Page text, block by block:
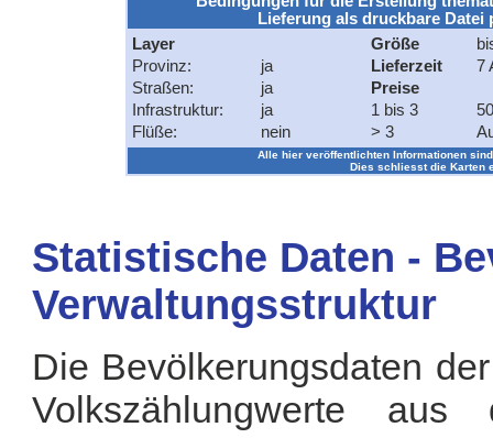
Lieferung als druckbare Datei
Layer
Provinz:
ja
Straßen:
ja
Infrastruktur:
ja
Flüße:
nein
Größe
Lieferzeit
7
Preise
1 bis 3
> 3
Alle hier veröffentlichten Informationen
Dies schliesst die Karten
Statistische Daten -
Verwaltungsstruktur
Die Bevölkerungsdaten
Volkszählungwerte